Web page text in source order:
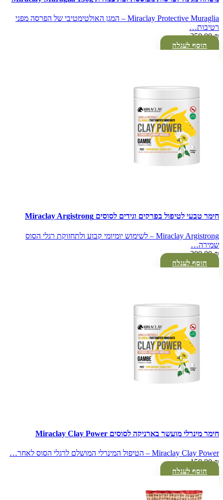
Miraclay Protective Muraglia – המגן האולטימטיבי של הפרסה מפני
רטיבות…
250.00₪
הוסף לעגלה
חימר טבעי לטיפול בפרקים וגידים לסוסים Miraclay Argistrong
Miraclay Argistrong – לשימוש יומיומי קבוע ולתחזוקת רגלי הסוס
שמירה…
200.00₪
הוסף לעגלה
חימר מינרלי מועשר בארניקה לסוסים Miraclay Clay Power
Miraclay Clay Power – הטיפול המינרלי המושלם לרגלי הסוס לאחר…
150.00₪
הוסף לעגלה